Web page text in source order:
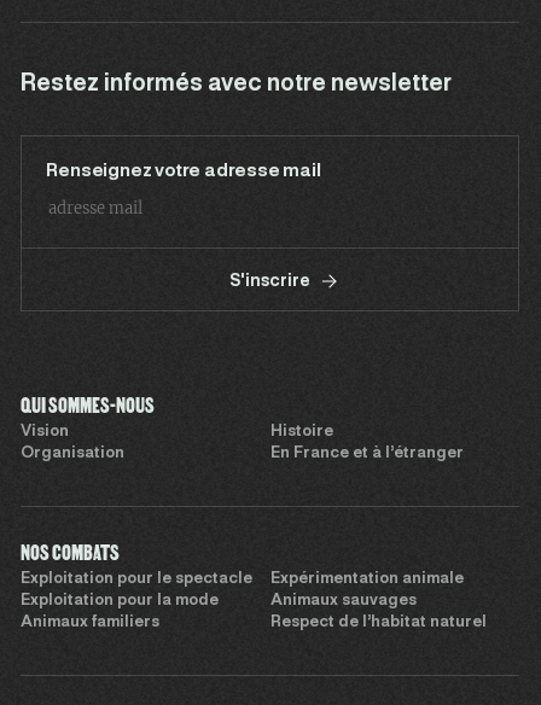
Restez informés avec notre newsletter
Renseignez votre adresse mail
S'inscrire
QUI SOMMES-NOUS
Vision
Histoire
Organisation
En France et à l’étranger
NOS COMBATS
Exploitation pour le spectacle
Expérimentation animale
Exploitation pour la mode
Animaux sauvages
Animaux familiers
Respect de l’habitat naturel